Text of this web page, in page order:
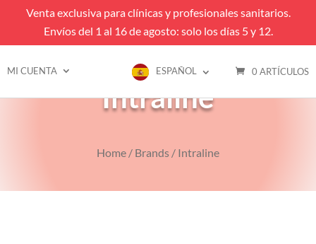
Venta exclusiva para clínicas y profesionales sanitarios.
Envíos del 1 al 16 de agosto: solo los días 5 y 12.
MI CUENTA ESPAÑOL 0 ARTÍCULOS
Intraline
Home/ Brands/ Intraline